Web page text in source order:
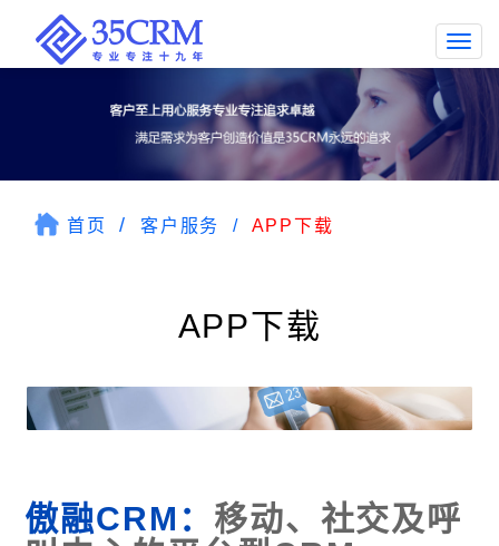
首页 客户服务 APP下载
APP下载
傲融CRM： 移动、社交及呼